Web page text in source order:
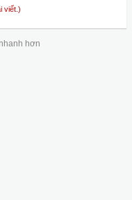
viết.)
hơn